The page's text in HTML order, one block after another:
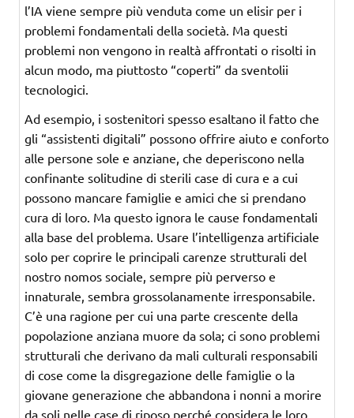
l’IA viene sempre più venduta come un elisir per i
problemi fondamentali della società. Ma questi
problemi non vengono in realtà affrontati o risolti in
alcun modo, ma piuttosto “coperti” da sventolii
tecnologici.
Ad esempio, i sostenitori spesso esaltano il fatto che
gli “assistenti digitali” possono offrire aiuto e conforto
alle persone sole e anziane, che deperiscono nella
confinante solitudine di sterili case di cura e a cui
possono mancare famiglie e amici che si prendano
cura di loro. Ma questo ignora le cause fondamentali
alla base del problema. Usare l’intelligenza artificiale
solo per coprire le principali carenze strutturali del
nostro nomos sociale, sempre più perverso e
innaturale, sembra grossolanamente irresponsabile.
C’è una ragione per cui una parte crescente della
popolazione anziana muore da sola; ci sono problemi
strutturali che derivano da mali culturali responsabili
di cose come la disgregazione delle famiglie o la
giovane generazione che abbandona i nonni a morire
da soli nelle case di riposo perché considera le loro